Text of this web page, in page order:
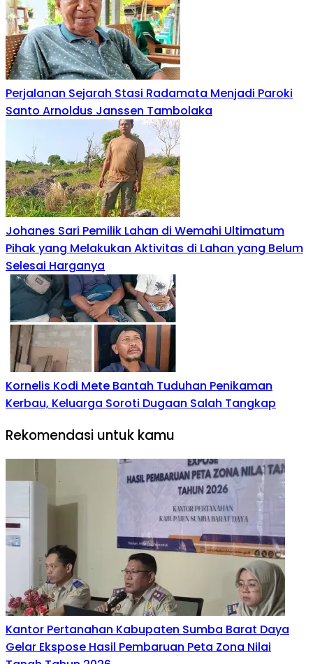
Perjalanan Sejarah Stasi Radamata Menjadi Paroki
Santo Arnoldus Janssen Tambolaka
‎Johanes Sari Pemilik Lahan di Wemahi Ultimatum
Pihak yang Melakukan Aktivitas di Lahan yang Belum
Selesai Harganya
Kornelis Kodi Mete Bantah Tuduhan Penikaman
Kerbau, Keluarga Soroti Dugaan Salah Tangkap
Rekomendasi untuk kamu
Kantor Pertanahan Kabupaten Sumba Barat Daya
Gelar Ekspose Hasil Pembaruan Peta Zona Nilai